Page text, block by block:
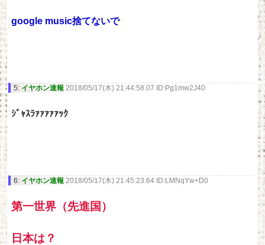
google music捨てないで
5: イヤホン速報 2018/05/17(木) 21:44:58.07 ID:Pg1mw2J40
ｼﾞｬｽﾗｧｧｧｧｧｯｸ
6: イヤホン速報 2018/05/17(木) 21:45:23.64 ID:LMNqYw+D0
第一世界（先進国）
日本は？